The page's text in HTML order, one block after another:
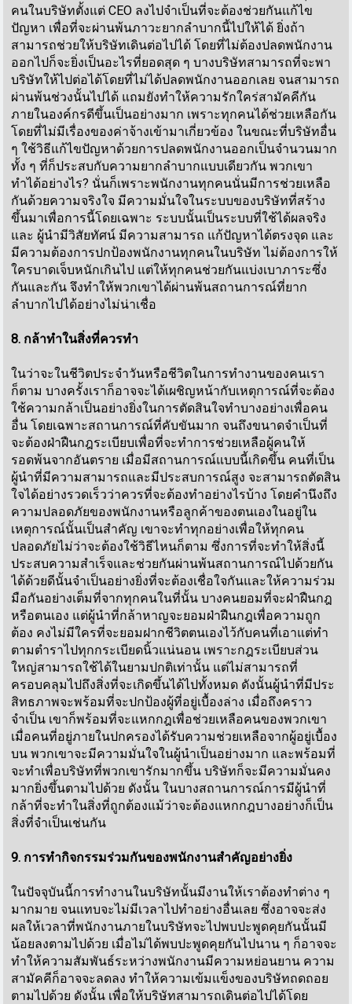
คนในบริษัทตั้งแต่ CEO ลงไปจำเป็นที่จะต้องช่วยกันแก้ไข
ปัญหา เพื่อที่จะผ่านพ้นภาวะยากลำบากนี้ไปให้ได้ ยิ่งถ้า
สามารถช่วยให้บริษัทเดินต่อไปได้ โดยที่ไม่ต้องปลดพนักงาน
ออกไปก็จะยิ่งเป็นอะไรที่ยอดสุด ๆ บางบริษัทสามารถที่จะพา
บริษัทให้ไปต่อได้โดยที่ไม่ได้ปลดพนักงานออกเลย จนสามารถ
ผ่านพ้นช่วงนั้นไปได้ แถมยังทำให้ความรักใคร่สามัคคีกัน
ภายในองค์กรดีขึ้นเป็นอย่างมาก เพราะทุกคนได้ช่วยเหลือกัน
โดยที่ไม่มีเรื่องของค่าจ้างเข้ามาเกี่ยวข้อง ในขณะที่บริษัทอื่น
ๆ ใช้วิธีแก้ไขปัญหาด้วยการปลดพนักงานออกเป็นจำนวนมาก
ทั้ง ๆ ที่ก็ประสบกับความยากลำบากแบบเดียวกัน พวกเขา
ทำได้อย่างไร? นั่นก็เพราะพนักงานทุกคนนั่นมีการช่วยเหลือ
กันด้วยความจริงใจ มีความมั่นใจในระบบของบริษัทที่สร้าง
ขึ้นมาเพื่อการนี้โดยเฉพาะ ระบบนั้นเป็นระบบที่ใช้ได้ผลจริง
และ ผู้นำมีวิสัยทัศน์ มีความสามารถ แก้ปัญหาได้ตรงจุด และ
มีความต้องการปกป้องพนักงานทุกคนในบริษัท ไม่ต้องการให้
ใครบาดเจ็บหนักเกินไป แต่ให้ทุกคนช่วยกันแบ่งเบาภาระซึ่ง
กันและกัน จึงทำให้พวกเขาได้ผ่านพ้นสถานการณ์ที่ยาก
ลำบากไปได้อย่างไม่น่าเชื่อ
8. กล้าทำในสิ่งที่ควรทำ
ในว่าจะในชีวิตประจำวันหรือชีวิตในการทำงานของคนเรา
ก็ตาม บางครั้งเราก็อาจจะได้เผชิญหน้ากับเหตุการณ์ที่จะต้อง
ใช้ความกล้าเป็นอย่างยิ่งในการตัดสินใจทำบางอย่างเพื่อคน
อื่น โดยเฉพาะสถานการณ์ที่คับขันมาก จนถึงขนาดจำเป็นที่
จะต้องฝ่าฝืนกฎระเบียบเพื่อที่จะทำการช่วยเหลือผู้คนให้
รอดพ้นจากอันตราย เมื่อมีสถานการณ์แบบนี้เกิดขึ้น คนที่เป็น
ผู้นำที่มีความสามารถและมีประสบการณ์สูง จะสามารถตัดสิน
ใจได้อย่างรวดเร็วว่าควรที่จะต้องทำอย่างไรบ้าง โดยคำนึงถึง
ความปลอดภัยของพนักงานหรือลูกค้าของตนเองในอยู่ใน
เหตุการณ์นั้นเป็นสำคัญ เขาจะทำทุกอย่างเพื่อให้ทุกคน
ปลอดภัยไม่ว่าจะต้องใช้วิธีไหนก็ตาม ซึ่งการที่จะทำให้สิ่งนี้
ประสบความสำเร็จและช่วยกันผ่านพ้นสถานการณ์ไปด้วยกัน
ได้ด้วยดีนั้นจำเป็นอย่างยิ่งที่จะต้องเชื่อใจกันและให้ความร่วม
มือกันอย่างเต็มที่จากทุกคนในที่นั้น บางคนยอมที่จะฝ่าฝืนกฎ
หรือตนเอง แต่ผู้นำที่กล้าหาญจะยอมฝ่าฝืนกฎเพื่อความถูก
ต้อง คงไม่มีใครที่จะยอมฝากชีวิตตนเองไว้กับคนที่เอาแต่ทำ
ตามตำราไปทุกกระเบียดนิ้วแน่นอน เพราะกฎระเบียบส่วน
ใหญ่สามารถใช้ได้ในยามปกติเท่านั้น แต่ไม่สามารถที่
ครอบคลุมไปถึงสิ่งที่จะเกิดขึ้นได้ไปทั้งหมด ดังนั้นผู้นำที่มีประ
สิทธภาพจะพร้อมที่จะปกป้องผู้ที่อยู่เบื้องล่าง เมื่อถึงคราว
จำเป็น เขาก็พร้อมที่จะแหกกฎเพื่อช่วยเหลือคนของพวกเขา
เมื่อคนที่อยู่ภายในปกครองได้รับความช่วยเหลือจากผู้อยู่เบื้อง
บน พวกเขาจะมีความมั่นใจในผู้นำเป็นอย่างมาก และพร้อมที่
จะทำเพื่อบริษัทที่พวกเขารักมากขึ้น บริษัทก็จะมีความมั่นคง
มากยิ่งขึ้นตามไปด้วย ดังนั้น ในบางสถานการณ์การมีผู้นำที่
กล้าที่จะทำในสิ่งที่ถูกต้องแม้ว่าจะต้องแหกกฎบางอย่างก็เป็น
สิ่งที่จำเป็นเช่นกัน
9. การทำกิจกรรมร่วมกันของพนักงานสำคัญอย่างยิ่ง
ในปัจจุบันนี้การทำงานในบริษัทนั้นมีงานให้เราต้องทำต่าง ๆ
มากมาย จนแทบจะไม่มีเวลาไปทำอย่างอื่นเลย ซึ่งอาจจะส่ง
ผลให้เวลาที่พนักงานภายในบริษัทจะไปพบปะพูดคุยกันนั้นมี
น้อยลงตามไปด้วย เมื่อไม่ได้พบปะพูดคุยกันไปนาน ๆ ก็อาจจะ
ทำให้ความสัมพันธ์ระหว่างพนักงานมีความหย่อนยาน ความ
สามัคคีก็อาจจะลดลง ทำให้ความเข้มแข็งของบริษัทถดถอย
ตามไปด้วย ดังนั้น เพื่อให้บริษัทสามารถเดินต่อไปได้โดย